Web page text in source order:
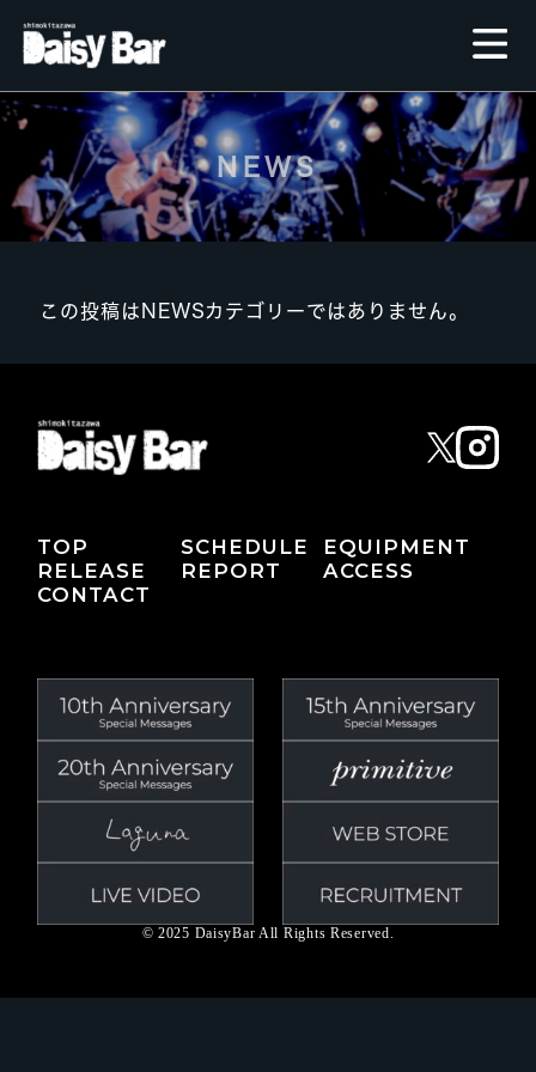
NEWS
この投稿はNEWSカテゴリーではありません。
TOP SCHEDULE
EQUIPMENT
RELEASE
REPORT
ACCESS
CONTACT
© 2025 DaisyBar All Rights Reserved.